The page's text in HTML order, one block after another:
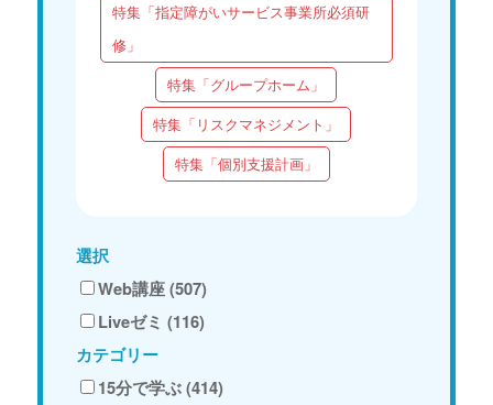
特集「指定障がいサービス事業所必須研
修」
特集「グループホーム」
特集「リスクマネジメント」
特集「個別支援計画」
選択
Web講座 (507)
Liveゼミ (116)
カテゴリー
15分で学ぶ (414)